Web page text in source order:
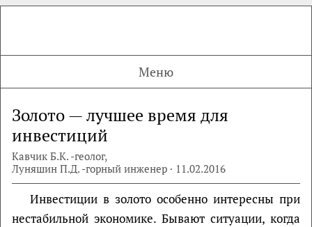
Меню
Золото — лучшее время для
инвестиций
Кавчик Б.К. -геолог,
Луняшин П.Д. -горный инженер · 11.02.2016
Инвестиции в золото особенно интересны при
нестабильной экономике. Бывают ситуации, когда